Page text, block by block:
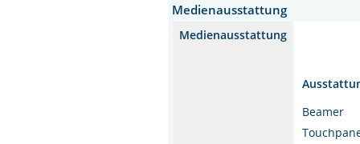
Medienausstattung
Medienausstattung
Beamer